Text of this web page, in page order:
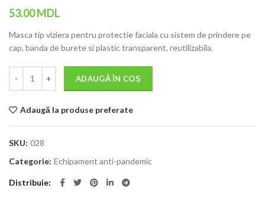
53.00MDL
Masca tip viziera pentru protectie faciala cu sistem de prindere pe
cap, banda de burete si plastic transparent, reutilizabila.
ADAUGĂ ÎN COȘ
Adaugă la produse preferate
SKU: 028
Categorie: Echipament anti-pandemic
Distribuie